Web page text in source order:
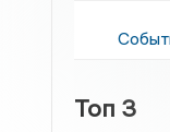
Топ 3